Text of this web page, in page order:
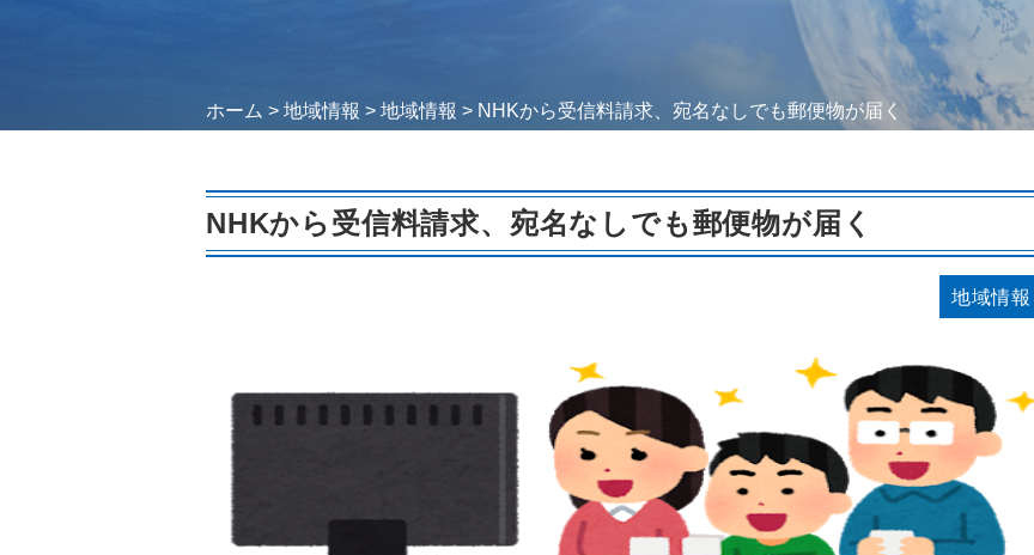
ホーム > 地域情報 > 地域情報 > NHKから受信料請求、宛名なしでも郵便物が届く
NHKから受信料請求、宛名なしでも郵便物が届く
地域情報